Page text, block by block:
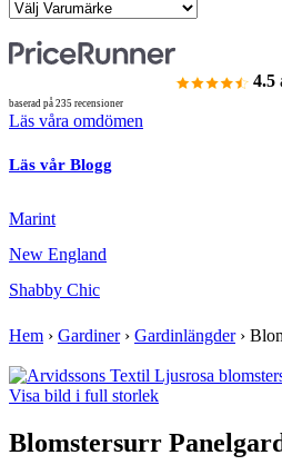
4.5
baserad på 235 recensioner
Läs våra omdömen
Läs vår Blogg
Marint
New England
Shabby Chic
Hem › Gardiner› Gardinlängder›
Visa bild i full storlek
Blomstersurr